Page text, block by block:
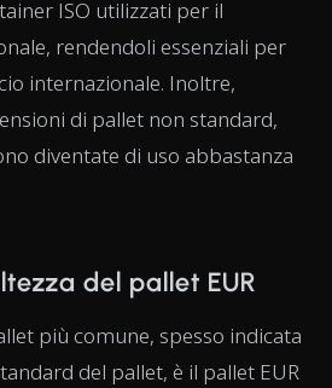
ISO utilizzati per il
rendendoli essenziali per
internazionale. Inoltre,
di pallet non standard,
diventate di uso abbastanza
del pallet EUR
più comune, spesso indicata
del pallet, è il pallet EUR